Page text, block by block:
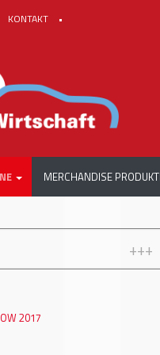
KONTAKT •
MERCHANDISE
AUTOMECHANIKA
2017